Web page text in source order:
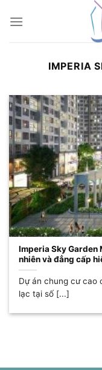
qua
IMPERIA
Imperia Sky Garden
nhiên và đẳng cấp
Dự án chung cư cao
lạc tại số [...]